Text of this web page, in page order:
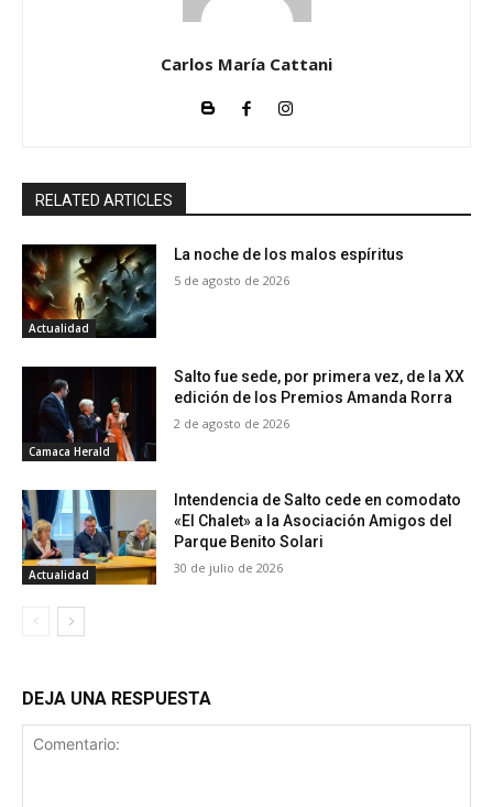
Carlos María Cattani
RELATED ARTICLES
Actualidad
La noche de los malos espíritus
5 de agosto de 2026
Camaca Herald
Salto fue sede, por primera vez, de la XX
edición de los Premios Amanda Rorra
2 de agosto de 2026
Actualidad
Intendencia de Salto cede en comodato
«El Chalet» a la Asociación Amigos del
Parque Benito Solari
30 de julio de 2026
DEJA UNA RESPUESTA